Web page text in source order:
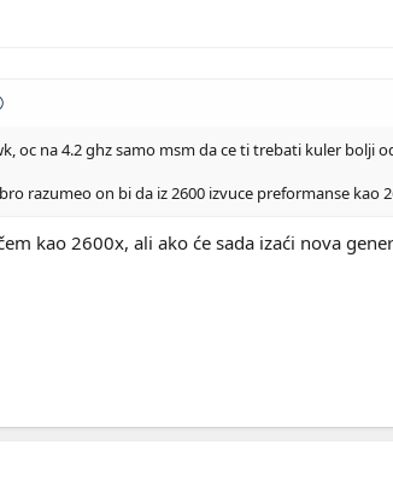
oc na 4.2 ghz samo msm da ce ti trebati kuler bolji
razumeo on bi da iz 2600 izvuce preformanse kao
kao 2600x, ali ako će sada izaći nova